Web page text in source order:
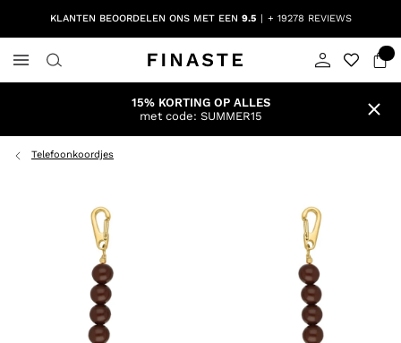
KLANTEN BEOORDELEN ONS MET EEN 9.5 + 19278 REVIEWS
15% KORTING OP ALLES
met code: SUMMER15
Telefoonkoordjes